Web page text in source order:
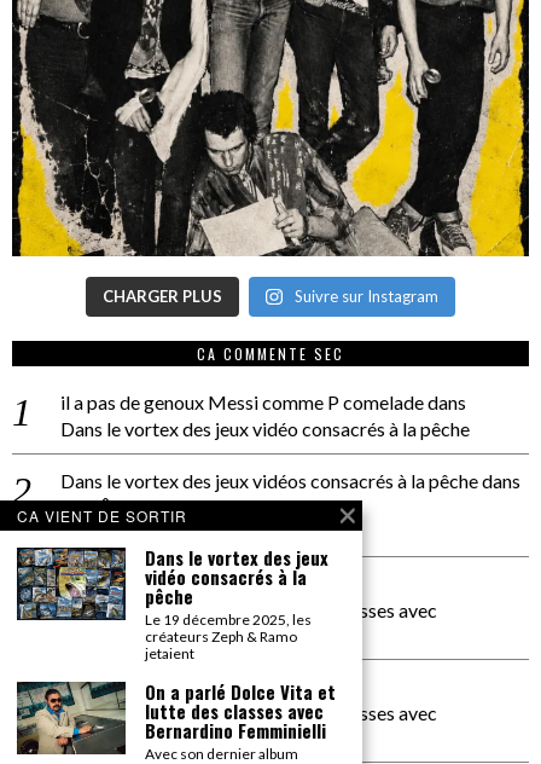
CHARGER PLUS Suivre sur Instagram
CA COMMENTE SEC
il a pas de genoux Messi comme P comeladedans
Dans le vortex des jeux vidéo consacrés à la pêche
Dans le vortex des jeux vidéos consacrés à la pêchedans
PACÔME THIELLEMENT
La séance d’Hip Gnose
La Patrie
dans
On a parlé Dolce Vita et lutte des classes avec
Bernardino Femminielli
carte noire negra à l'o tiededans
On a parlé Dolce Vita et lutte des classes avec
Bernardino Femminielli
CA VIENT DE SORTIR
Dans le vortex des jeux
vidéo consacrés à la
pêche
Le 19 décembre 2025, les
créateurs Zeph & Ramo
jetaient
On a parlé Dolce Vita et
lutte des classes avec
Bernardino Femminielli
Avec son dernier album